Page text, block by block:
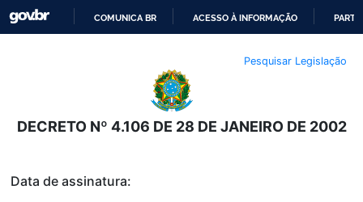
O
CONTEÚDO
COMUNICA BR ACESSO À INFORMAÇÃO
Pesquisar Legislação
DECRETO Nº 4.106 DE 28 DE JANEIRO DE 2002
Data de assinatura: